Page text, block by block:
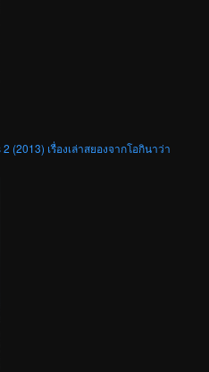
(2013) เรื่องเล่าสยองจากโอกินาว่า